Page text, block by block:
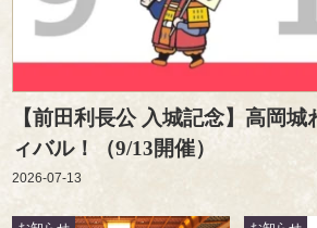
【前田利長公 入城記念】高岡
ィバル！（9/13開催）
2026-07-13